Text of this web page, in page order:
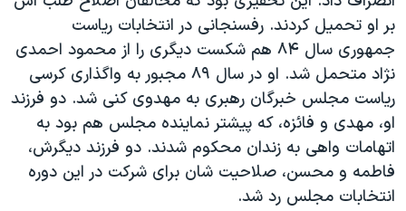
بر او تحمیل کردند. رفسنجانی در انتخابات ریاست
جمهوری سال ۸۴ هم شکست دیگری را از محمود احمدی
نژاد متحمل شد. او در سال ۸۹ مجبور به واگذاری کرسی
ریاست مجلس خبرگان رهبری به مهدوی کنی شد. دو فرزند
او، مهدی و فائزه، که پیشتر نماینده مجلس هم بود به
اتهامات واهی به زندان محکوم شدند. دو فرزند دیگرش،
فاطمه و محسن، صلاحیت شان برای شرکت در این دوره
انتخابات مجلس رد شد.